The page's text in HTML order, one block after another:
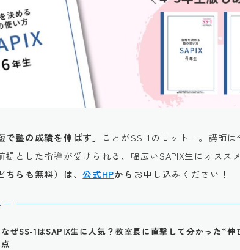
塾の成績を伸ばす」
ことがSS-1のモットー。講師
とした指導が受けられる、幅広いSAPIX生にオスス
ちらも無料）は、公式HPから お申し込みください！
ー
なぜSS-1はSAPIX生に人気？教室長に直撃して分かった“伸
点